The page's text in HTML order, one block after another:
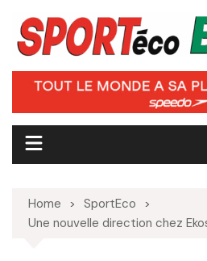
content
Home
SportEco
Une nouvelle direction chez